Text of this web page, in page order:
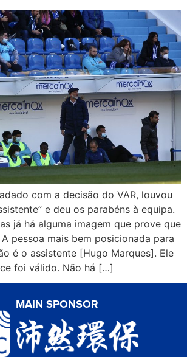
com a decisão do VAR, louvou
e deu os parabéns à equipa.
já há alguma imagem que prove que
pessoa mais bem posicionada para
é o assistente [Hugo Marques]. Ele
foi válido. Não há […]
MAIN SPONSOR